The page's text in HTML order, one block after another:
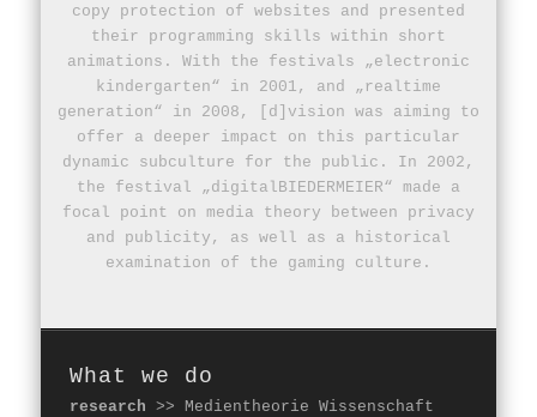
copy protection of websites and presented
their programming skills within short
animations. With the festivals „electronic
kindergarten“ in 2001, and „realtime
generation“ in 2008, [d]vision was aiming to
offer a deeper impact on this particular
dynamic subculture for the public. In 2002,
the festival „digitalBIEDERMEIER“ made a
focal point on media theory between privacy
and publicity, as well as a historical
examination of the gaming culture.
What we do
research >> Medientheorie Wissenschaft